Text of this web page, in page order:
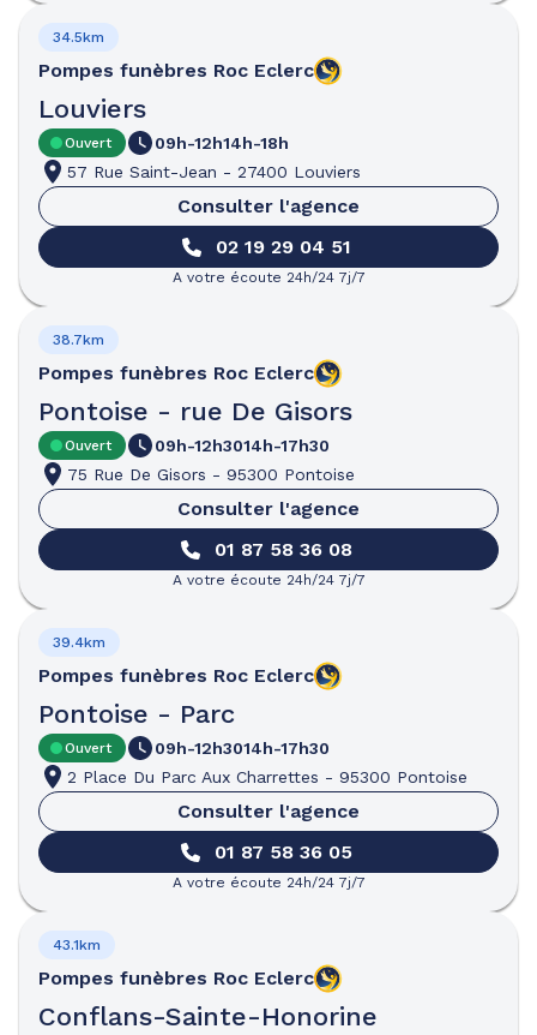
Pompes funèbres Roc Eclerc
Louviers
34.5km
Ouvert 09h-12h14h-18h
57 Rue Saint-Jean - 27400 Louviers
Consulter l'agence
02 19 29 04 51
A votre écoute 24h/24 7j/7
Pompes funèbres Roc Eclerc
Pontoise - rue De Gisors
38.7km
Ouvert 09h-12h3014h-17h30
75 Rue De Gisors - 95300 Pontoise
Consulter l'agence
01 87 58 36 08
A votre écoute 24h/24 7j/7
Pompes funèbres Roc Eclerc
Pontoise - Parc
39.4km
Ouvert 09h-12h3014h-17h30
2 Place Du Parc Aux Charrettes - 95300 Pontoise
Consulter l'agence
01 87 58 36 05
A votre écoute 24h/24 7j/7
Pompes funèbres Roc Eclerc
Conflans-Sainte-Honorine
43.1km